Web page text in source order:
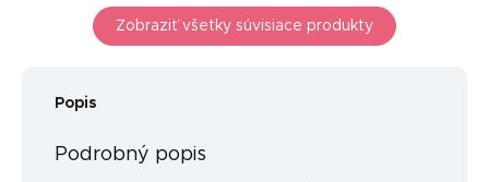
Zobraziť všetky súvisiace produkty
Popis
Podrobný popis